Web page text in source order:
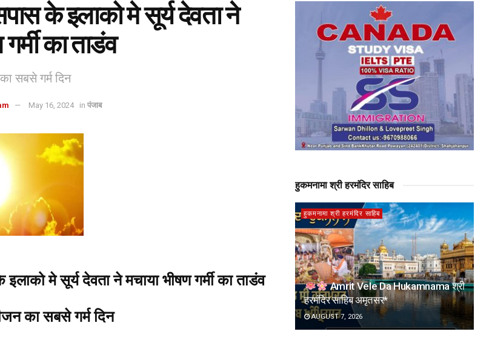
के इलाको मे सूर्य देवता ने
का ताडंव
सबसे गर्म दिन
May 16, 2024 in पंजाब
मे सूर्य देवता ने मचाया भीषण गर्मी का ताडंव
का सबसे गर्म दिन
हुकमनामा श्री हरमंदिर साहिब
हुकमनामा श्री हरमंदिर साहिब
Amrit Vele Da Hukamnama श्री
हरमंदिर साहिब अमृतसर*
AUGUST 7, 2026